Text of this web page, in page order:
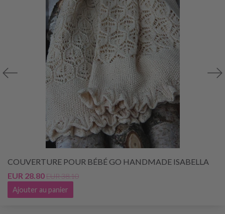
COUVERTURE POUR BÉBÉ GO HANDMADE ISABELLA
EUR 28.80EUR 38.10
Ajouter au panier